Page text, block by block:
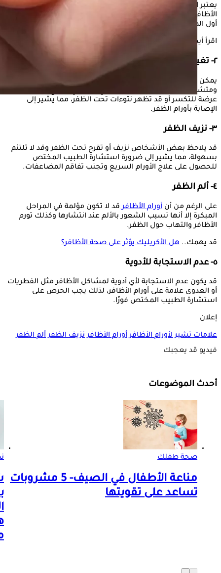
يعتبر الخط الداكن تحت الأظافر من أكثر العلامات شيوعًا لأورام
الأظافر، حيث يبدأ الخط باللون البني أو الأسود ويمتد عموديًا من
أول الظفر حتى آخره وقد يزداد هذا الخط في وقت قصير.
اقرأ أيضًا..
٢- تغير في شكل وملمس الظفر
يمكن أن يتغير شكل وملمس الظفر حيث يصبح أكثر سماكة
ومتشقق أو يظهر بشكل غير طبيعي، وبالتالي يصبح الظفر أكثر
عرضة للتكسر أو قد تظهر نتوءات تحت الظفر، مما يشير إلى
الإصابة بأورام الظفر.
٣- نزيف الظفر
قد يلاحظ بعض الأشخاص نزيف أو تقرح تحت الظفر وقد لا تلتئم
بسهولة، مما يشير إلى ضرورة استشارة الطبيب المختص
للحصول على علاج الأورام السريع وتجنب تفاقم المضاعفات.
٤- ألم الظفر
على الرغم من أن أورام الأظافرقد لا تكون مؤلمة في المراحل
المبكرة إلا أنها تسبب الشعور بالألم عند انتشارها وكذلك تورم
الأظافر والتهاب حول الظفر.
قد يهمك.. هل الأكريليك يؤثر على صحة الأظافر؟
٥- عدم الاستجابة للأدوية
قد يكون عدم الاستجابة لأي أدوية لمشاكل الأظافر مثل الفطريات
أو العدوى علامة على أورام الأظافر، لذلك يجب الحرص على
استشارة الطبيب المختص فورًا.
إعلان
علامات تشير لأورام الأظافر أورام الأظافر نزيف الظفر ألم الظفر
فيديو قد يعجبك
أحدث الموضوعات
صحة طفلك
مناعة الأطفال في الصيف- 5 مشروبات
تساعد على تقويتها